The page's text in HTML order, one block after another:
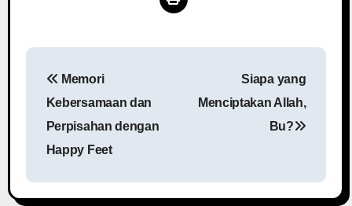
n
Memori
Kebersamaan dan
Perpisahan dengan
Happy Feet
Siapa yang
Menciptakan Allah,
Bu?